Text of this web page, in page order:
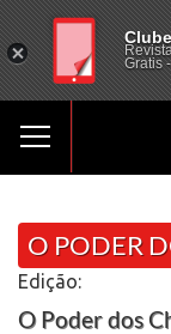
O PODER
Edição:
O Poder dos
Gratis